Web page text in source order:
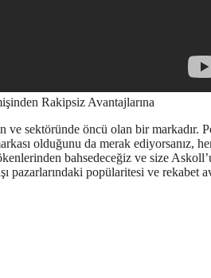
Rakipsiz Avantajlarına
ve sektöründe öncü olan bir
olduğunu da merak ediyorsanız,
bahsedeceğiz ve size
popülaritesi ve rekabet